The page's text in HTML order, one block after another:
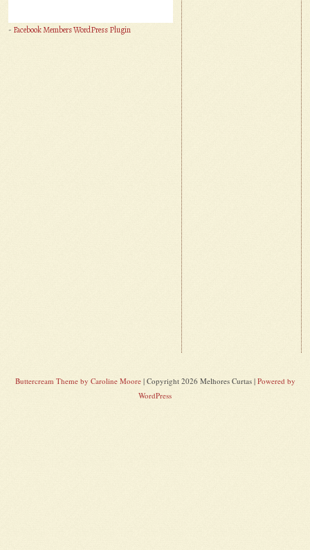
- Facebook Members WordPress Plugin
Buttercream Theme by Caroline Moore| Copyright 2026 Melhores Curtas | Powered by
WordPress